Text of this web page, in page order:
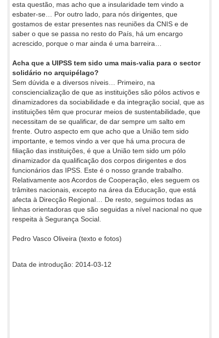
esta questão, mas acho que a insularidade tem vindo a
esbater-se… Por outro lado, para nós dirigentes, que
gostamos de estar presentes nas reuniões da CNIS e de
saber o que se passa no resto do País, há um encargo
acrescido, porque o mar ainda é uma barreira…
Acha que a UIPSS tem sido uma mais-valia para o sector
solidário no arquipélago?
Sem dúvida e a diversos níveis… Primeiro, na
consciencialização de que as instituições são pólos activos e
dinamizadores da sociabilidade e da integração social, que as
instituições têm que procurar meios de sustentabilidade, que
necessitam de se qualificar, de dar sempre um salto em
frente. Outro aspecto em que acho que a União tem sido
importante, e temos vindo a ver que há uma procura de
filiação das instituições, é que a União tem sido um pólo
dinamizador da qualificação dos corpos dirigentes e dos
funcionários das IPSS. Este é o nosso grande trabalho.
Relativamente aos Acordos de Cooperação, eles seguem os
trâmites nacionais, excepto na área da Educação, que está
afecta à Direcção Regional… De resto, seguimos todas as
linhas orientadoras que são seguidas a nível nacional no que
respeita à Segurança Social.
Pedro Vasco Oliveira (texto e fotos)
Data de introdução: 2014-03-12